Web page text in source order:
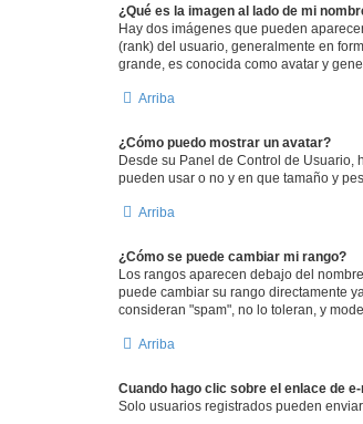
¿Qué es la imagen al lado de mi
Hay dos imágenes que pueden
(rank) del usuario, generalmente en
grande, es conocida como avatar y
Arriba
¿Cómo puedo mostrar un avatar?
Desde su Panel de Control de Usuario,
pueden usar o no y en que tamaño y
Arriba
¿Cómo se puede cambiar mi rango?
Los rangos aparecen debajo del
puede cambiar su rango directamente
consideran "spam", no lo toleran, y
Arriba
Cuando hago clic sobre el enlace de
Solo usuarios registrados pueden